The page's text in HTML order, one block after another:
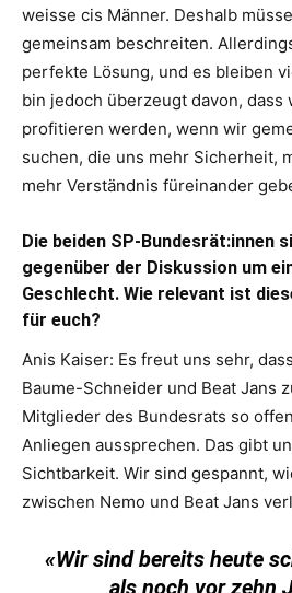
weisse cis Männer. Deshalb
gemeinsam beschreiten.
perfekte Lösung, und es bleiben
bin jedoch überzeugt davon, dass
profitieren werden, wenn wir
suchen, die uns mehr Sicherheit,
mehr Verständnis füreinander
Die beiden SP-Bundesrät:innen
gegenüber der Diskussion um
Geschlecht. Wie relevant ist
für euch?
Anis Kaiser: Es freut uns sehr,
Baume-Schneider und Beat Jans
Mitglieder des Bundesrats so
Anliegen aussprechen. Das gibt
Sichtbarkeit. Wir sind gespannt,
zwischen Nemo und Beat Jans
«Wir sind bereits heute
als noch vor zehn